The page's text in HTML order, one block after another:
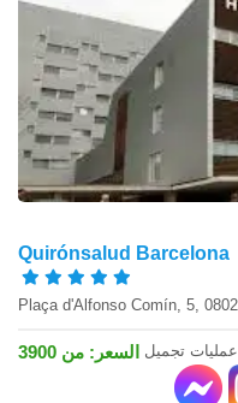
Quirónsalud Barcelona
عمليات تجميل